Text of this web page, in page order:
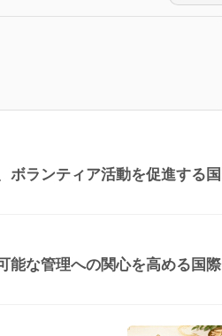
ボランティア活動を促進する国
能な管理への関心を高める国際